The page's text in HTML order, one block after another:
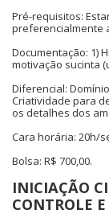
Pré-requisitos:
preferencialmente
Documentação: 1)
motivação sucinta
Diferencial:
Criatividade para
os detalhes dos
Cara horária: 20h/
Bolsa: R$ 700,00.
INICIAÇÃO
CONTROLE